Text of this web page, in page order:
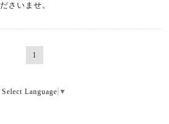
さいませ。
1
Select Language ▼